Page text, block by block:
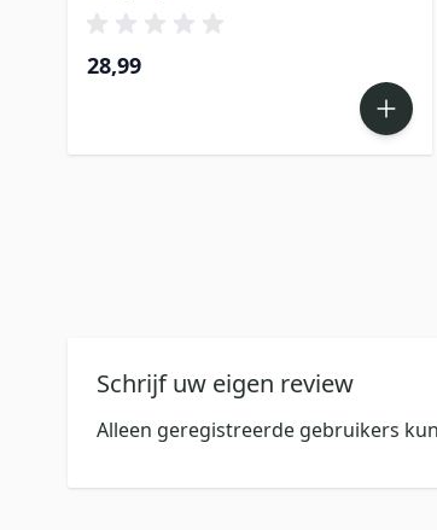
28,99
Schrijf uw eigen review
Alleen geregistreerde gebruikers